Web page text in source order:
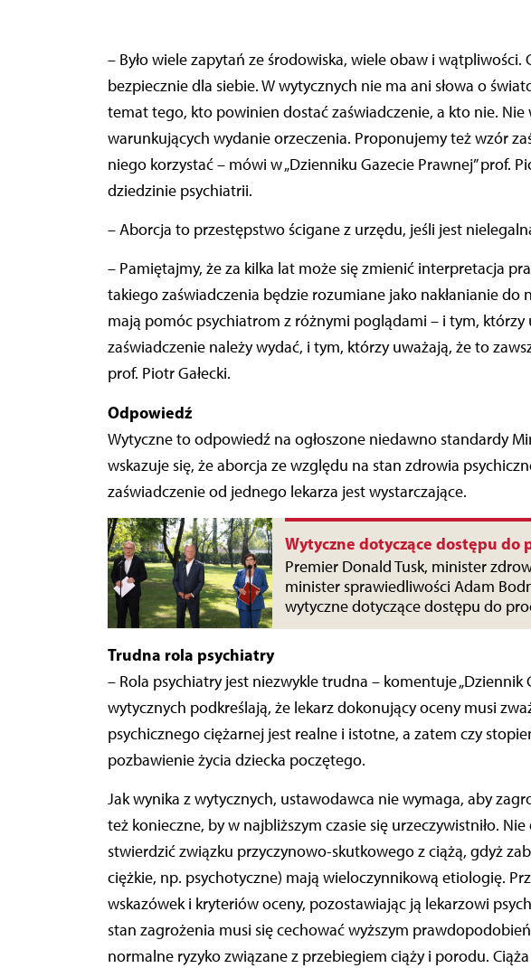
– Było wiele zapytań ze środowiska, wiele obaw i wątpliwości.
bezpiecznie dla siebie. W wytycznych nie ma ani słowa o
temat tego, kto powinien dostać zaświadczenie, a kto nie. Nie
warunkujących wydanie orzeczenia. Proponujemy też wzór
niego korzystać – mówi w „Dzienniku Gazecie Prawnej” prof.
dziedzinie psychiatrii.
– Aborcja to przestępstwo ścigane z urzędu, jeśli jest
– Pamiętajmy, że za kilka lat może się zmienić interpretacja
takiego zaświadczenia będzie rozumiane jako nakłanianie do
mają pomóc psychiatrom z różnymi poglądami – i tym, którzy
zaświadczenie należy wydać, i tym, którzy uważają, że to
prof. Piotr Gałecki.
Odpowiedź
Wytyczne to odpowiedź na ogłoszone niedawno standardy
wskazuje się, że aborcja ze względu na stan zdrowia
zaświadczenie od jednego lekarza jest wystarczające.
Wytyczne dotyczące dostępu do
Premier Donald Tusk, minister
minister sprawiedliwości Adam
wytyczne dotyczące dostępu do
Trudna rola psychiatry
– Rola psychiatry jest niezwykle trudna – komentuje „Dziennik
wytycznych podkreślają, że lekarz dokonujący oceny musi
psychicznego ciężarnej jest realne i istotne, a zatem czy
pozbawienie życia dziecka poczętego.
Jak wynika z wytycznych, ustawodawca nie wymaga, aby
też konieczne, by w najbliższym czasie się urzeczywistniło. Nie
stwierdzić związku przyczynowo-skutkowego z ciążą, gdyż
ciężkie, np. psychotyczne) mają wieloczynnikową etiologię.
wskazówek i kryteriów oceny, pozostawiając ją lekarzowi
stan zagrożenia musi się cechować wyższym
normalne ryzyko związane z przebiegiem ciąży i porodu.